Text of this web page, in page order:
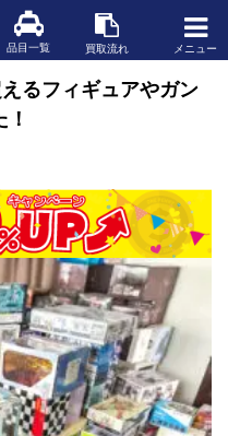
品目一覧 買取流れ メニュー
るフィギュアやガン